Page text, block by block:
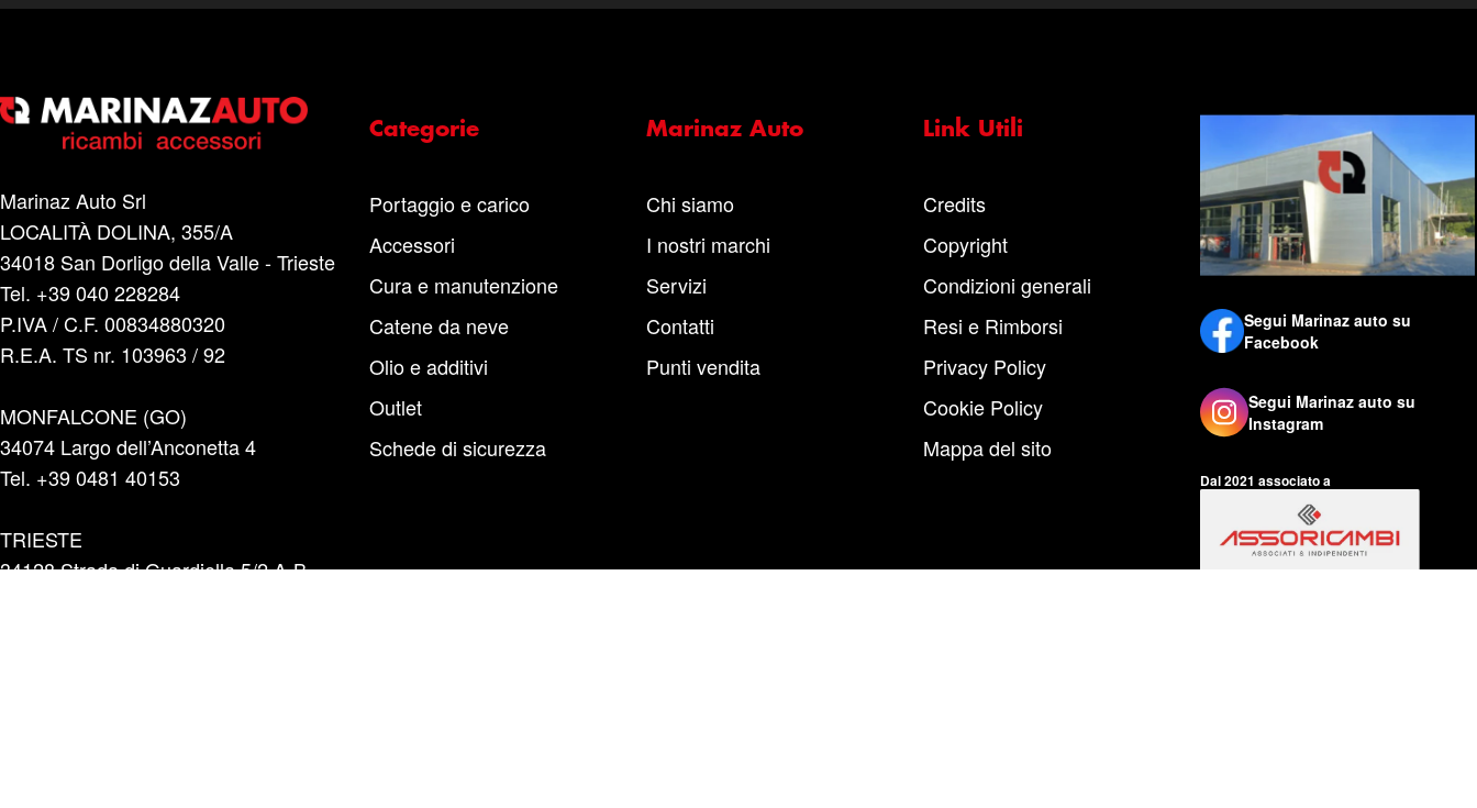
Marinaz Auto Srl
LOCALITÀ DOLINA, 355/A
34018 San Dorligo della Valle - Trieste
Tel. +39 040 228284
P.IVA / C.F. 00834880320
R.E.A. TS nr. 103963 / 92
MONFALCONE (GO)
34074 Largo dell’Anconetta 4
Tel. +39 0481 40153
TRIESTE
34128 Strada di Guardiella 5/2 A-B
Categorie
Portaggio e carico
Accessori
Cura e manutenzione
Catene da neve
Olio e additivi
Outlet
Schede di sicurezza
Marinaz Auto
Chi siamo
I nostri marchi
Servizi
Contatti
Punti vendita
Link Utili
Credits
Copyright
Condizioni generali
Resi e Rimborsi
Privacy Policy
Cookie Policy
Mappa del sito
Segui Marinaz auto su
Facebook
Segui Marinaz auto su
Instagram
Dal 2021 associato a